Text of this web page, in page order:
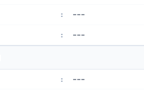
: ---
: ---
: ---